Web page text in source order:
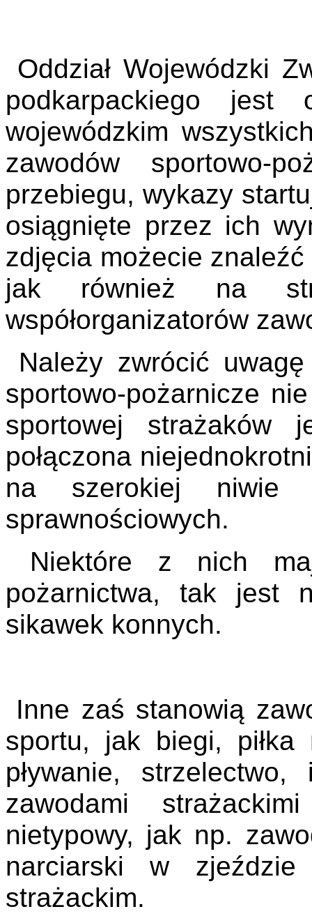
Oddział Wojewódzki
podkarpackiego jest
wojewódzkim
zawodów sportowo-
przebiegu, wykazy
osiągnięte przez ich
zdjęcia możecie
jak również na
współorganizatorów
Należy zwrócić
sportowo-pożarnicze
sportowej strażaków
połączona
na szerokiej niwie
sprawnościowych.
Niektóre z nich
pożarnictwa, tak jest
sikawek konnych.
Inne zaś stanowią
sportu, jak biegi, piłka
pływanie,
zawodami
nietypowy, jak np.
narciarski w zjeździe
strażackim.